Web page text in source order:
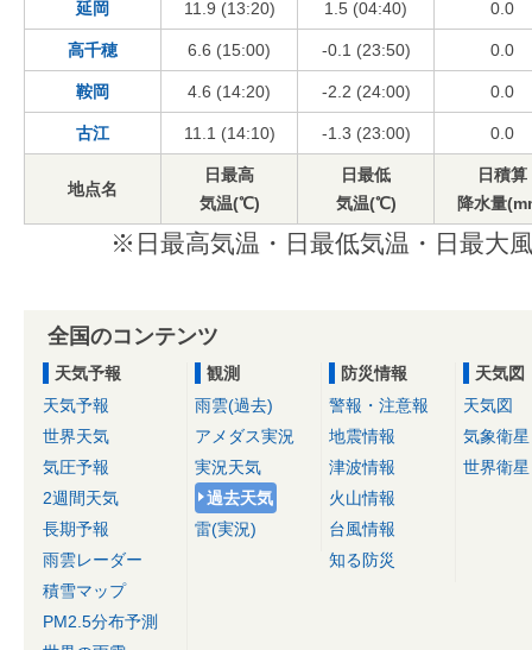
延岡 11.9 (13:20) 1.5 (04:40) 0.0
高千穂 6.6 (15:00) -0.1 (23:50) 0.0
鞍岡 4.6 (14:20) -2.2 (24:00) 0.0
古江 11.1 (14:10) -1.3 (23:00) 0.0
地点名
日最高
気温(℃)
日最低
気温(℃)
日積算
降水量
※日最高気温・日最低気温・日最大
全国のコンテンツ
天気予報
天気予報
世界天気
気圧予報
2週間天気
長期予報
雨雲レーダー
積雪マップ
PM2.5分布予測
観測
雨雲(過去)
アメダス実況
実況天気
過去天気
雷(実況)
防災情報
警報・注意報
地震情報
津波情報
火山情報
台風情報
知る防災
天気図
天気図
気象衛星
世界衛星